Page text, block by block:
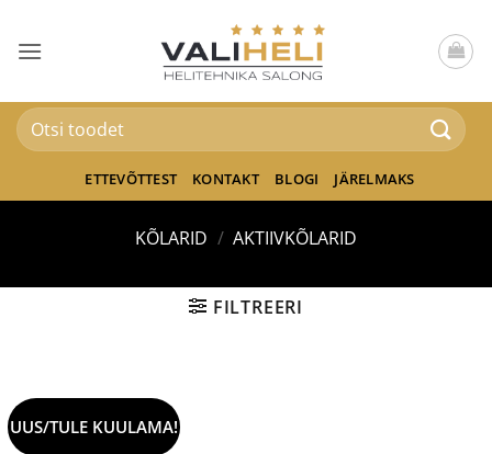
content
Otsi:
ETTEVÕTTEST KONTAKT BLOGI JÄRELMAKS
KÕLARID / AKTIIVKÕLARID
FILTREERI
UUS/TULE KUULAMA!